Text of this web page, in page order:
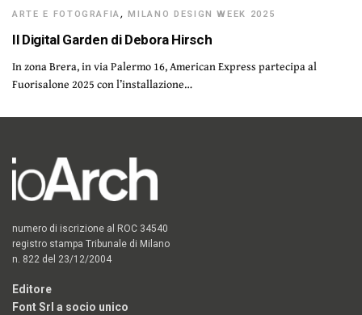
ARTE E FOTOGRAFIA,MILANO DESIGN WEEK 2025
Il Digital Garden di Debora Hirsch
In zona Brera, in via Palermo 16, American Express partecipa al
Fuorisalone 2025 con l’installazione…
numero di iscrizione al ROC 34540
registro stampa Tribunale di Milano
n. 822 del 23/12/2004
Editore
Font Srl a socio unico